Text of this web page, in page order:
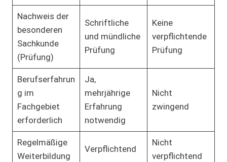
Nachweis der
besonderen
Sachkunde
(Prüfung)
Schriftliche
und mündliche
Prüfung
Keine
verpflichtende
Prüfung
Berufserfahrun
g im
Fachgebiet
erforderlich
Ja,
mehrjährige
Erfahrung
notwendig
Nicht
zwingend
Regelmäßige
Weiterbildung
Verpflichtend
Nicht
verpflichtend